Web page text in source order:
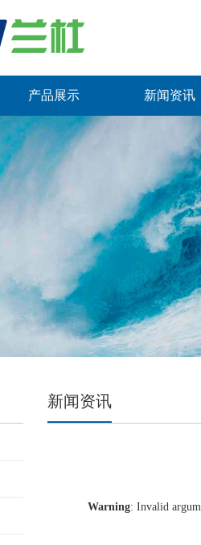
产品展示 新闻资讯
新闻资讯
Warning: Invalid